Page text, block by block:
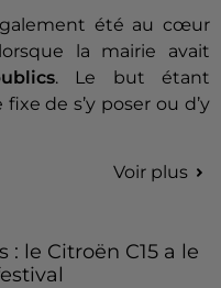
été au cœur
la mairie avait
. Le but étant
de s’y poser ou d’y
Voir plus
: le Citroën C15 a le